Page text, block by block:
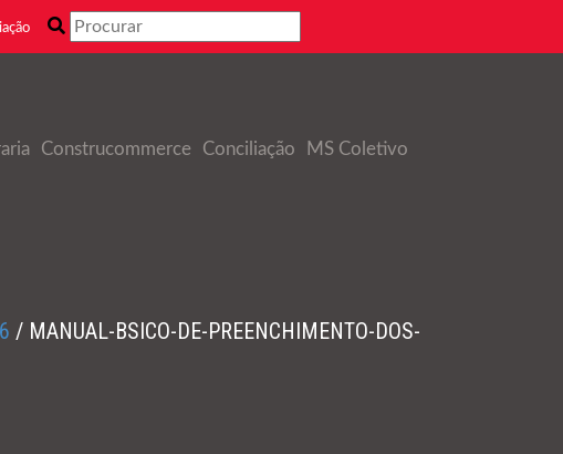
Construcommerce Conciliação MS Coletivo
/ MANUAL-BSICO-DE-PREENCHIMENTO-DOS-